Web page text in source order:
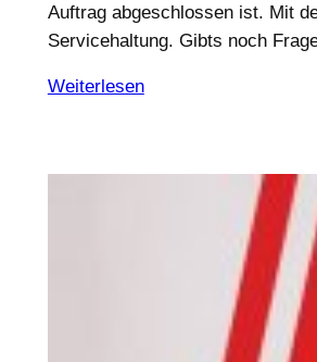
Auftrag abgeschlossen ist. Mit
Servicehaltung. Gibts noch
Weiterlesen